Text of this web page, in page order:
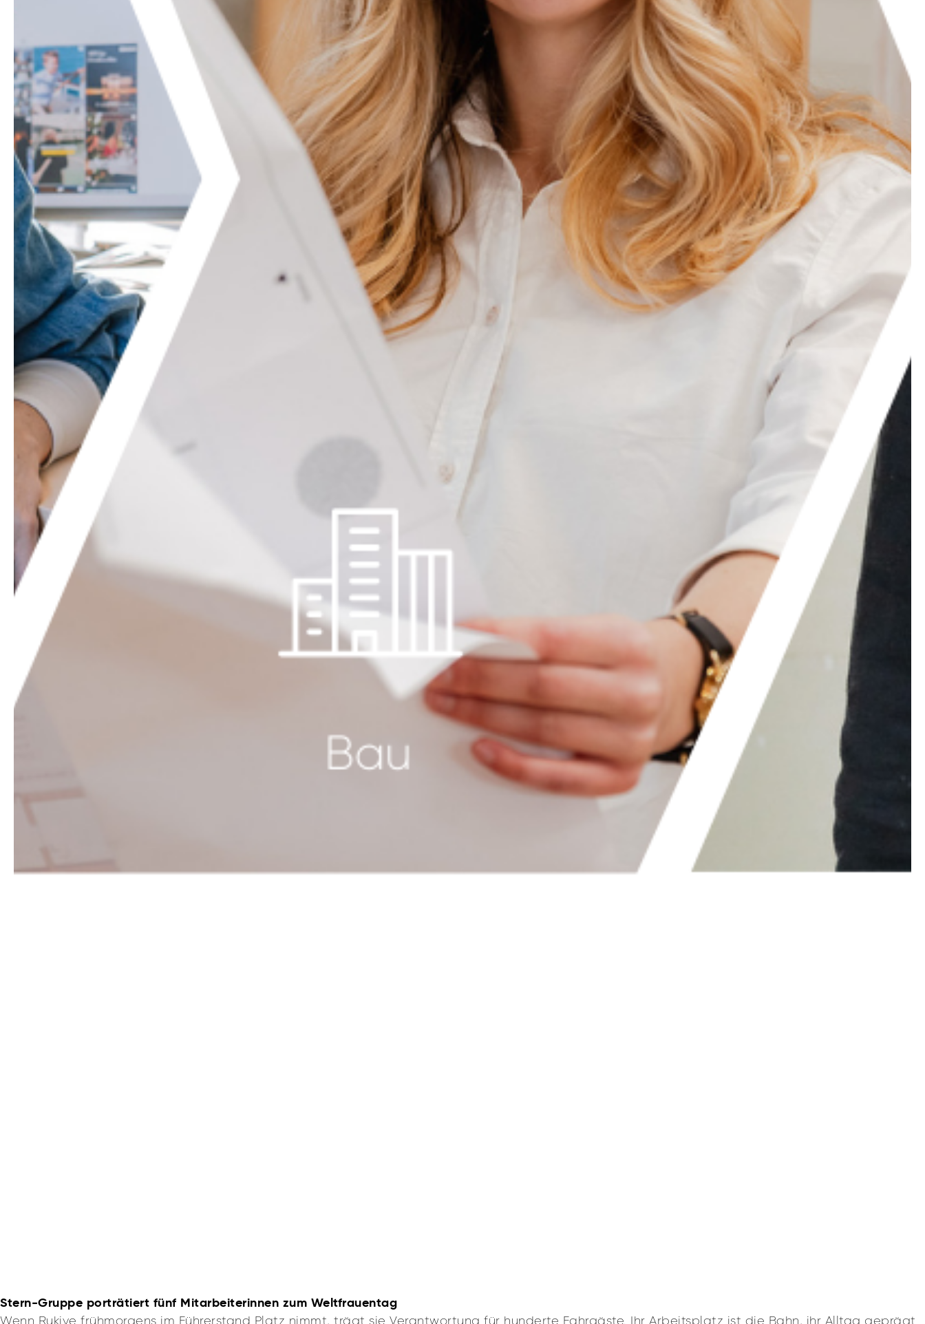
Stern-Gruppe porträtiert fünf Mitarbeiterinnen zum Weltfrauentag
Wenn Rukiye frühmorgens im Führerstand Platz nimmt, trägt sie Verantwortung für hunderte Fahrgäste. Ihr Arbeitsplatz ist die Bahn, ihr Alltag geprägt